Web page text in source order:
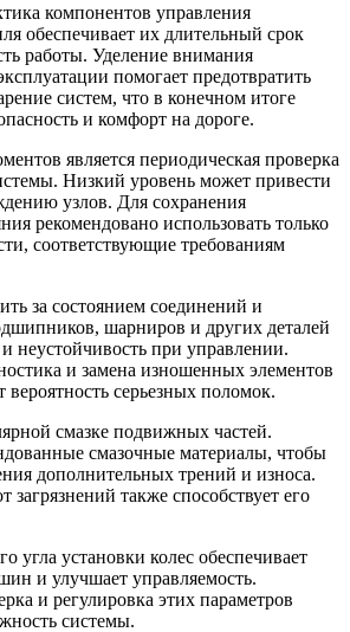
компонентов управления
обеспечивает их длительный срок
работы. Уделение внимания
помогает предотвратить
систем, что в конечном итоге
и комфорт на дороге.
является периодическая проверка
Низкий уровень может привести
узлов. Для сохранения
рекомендовано использовать только
соответствующие требованиям
за состоянием соединений и
шарниров и других деталей
неустойчивость при управлении.
и замена изношенных элементов
вероятность серьезных поломок.
смазке подвижных частей.
смазочные материалы, чтобы
дополнительных трений и износа.
загрязнений также способствует его
угла установки колес обеспечивает
и улучшает управляемость.
и регулировка этих параметров
системы.